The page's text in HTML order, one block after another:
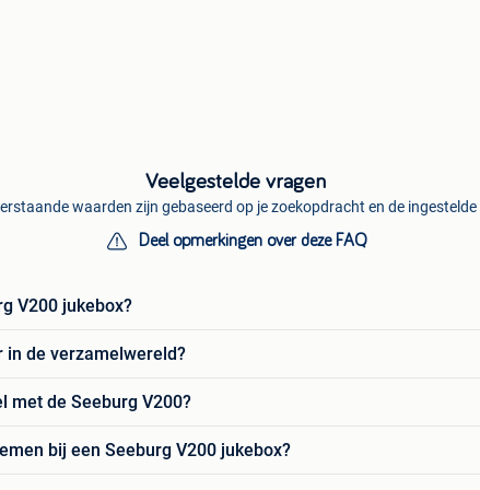
Veelgestelde vragen
waarden zijn gebaseerd op je zoekopdracht en de
Deel opmerkingen over deze FAQ
V200 jukebox?
in de verzamelwereld?
met de Seeburg V200?
bij een Seeburg V200 jukebox?